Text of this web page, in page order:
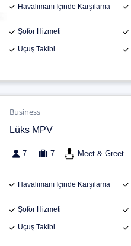
Havalimanı Içinde Karşılama
Şoför Hizmeti
Uçuş Takibi
Business
Lüks MPV
7 7 Meet & Greet
Havalimanı Içinde Karşılama
Şoför Hizmeti
Uçuş Takibi